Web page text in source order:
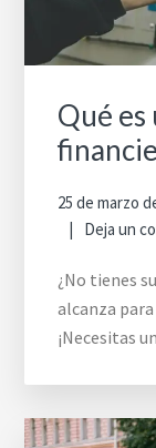
Qué es
25 de marzo
Deja un
¿No tienes
alcanza
¡Necesitas